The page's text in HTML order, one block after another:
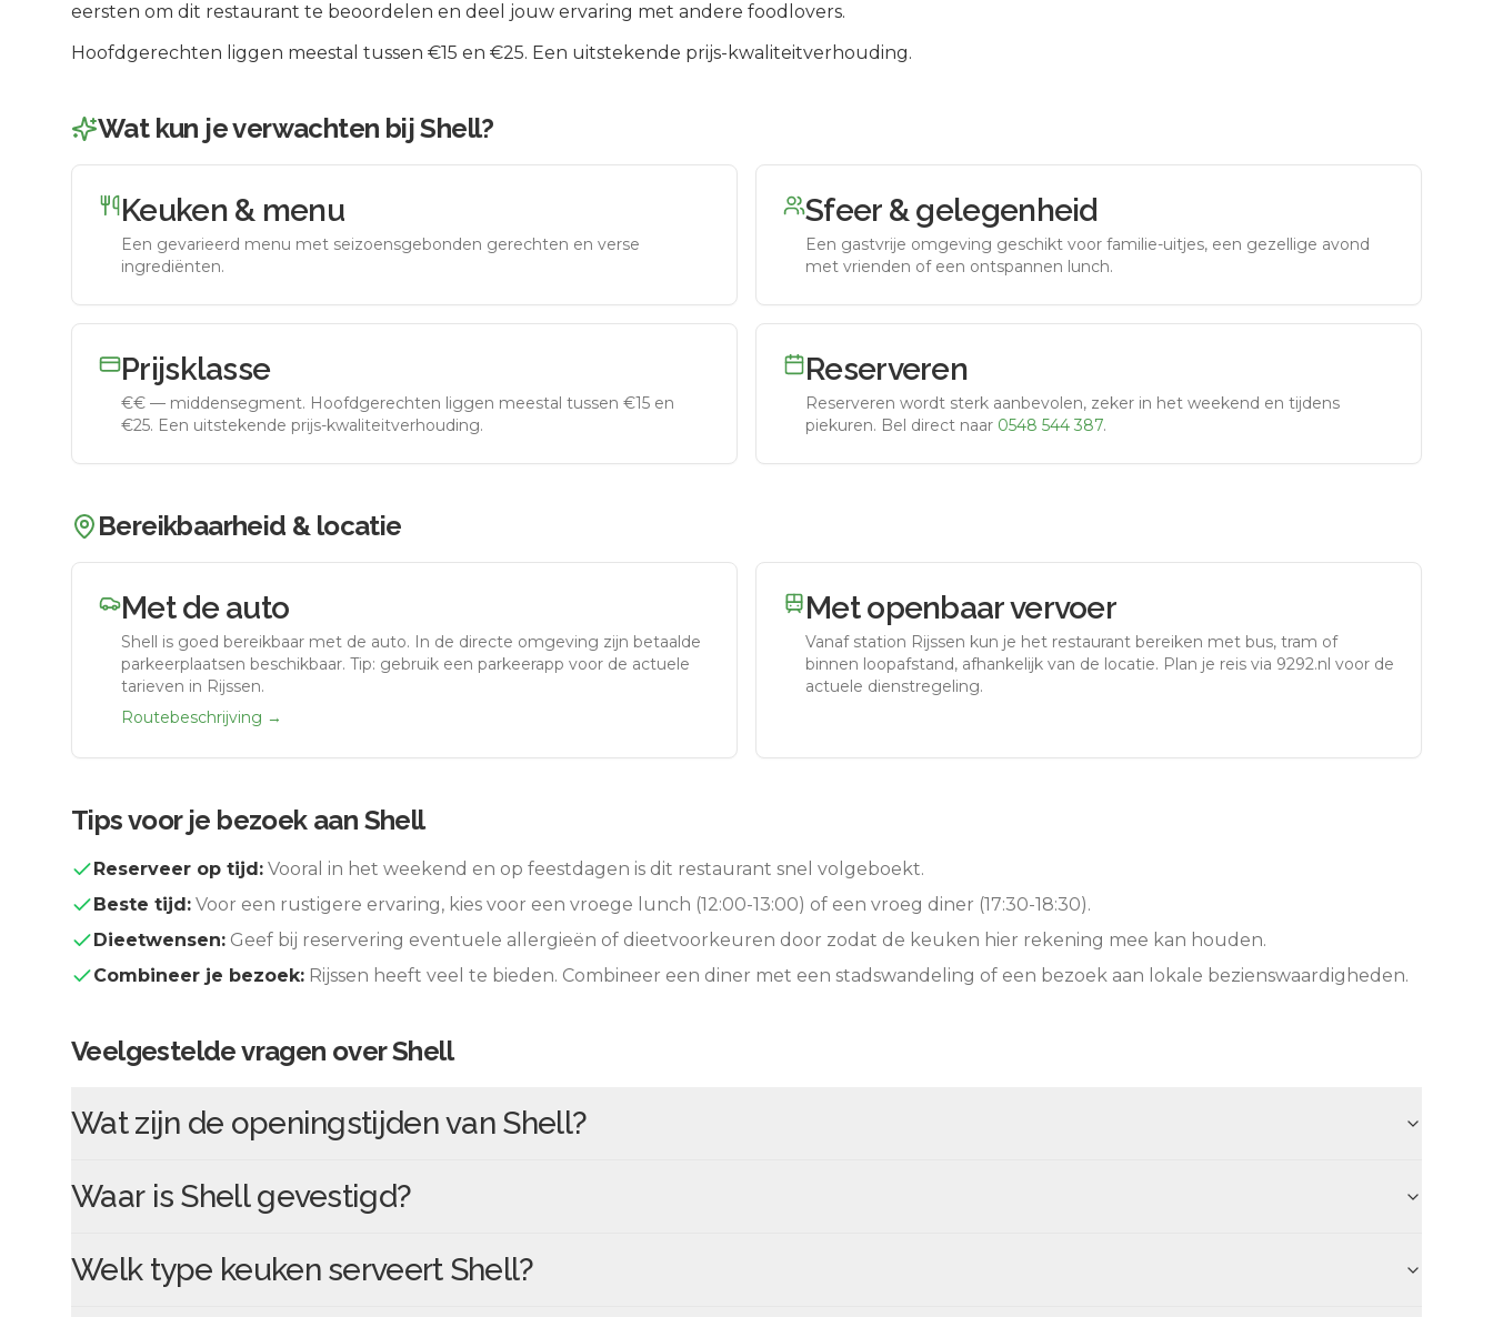
eersten om dit restaurant te beoordelen en deel jouw ervaring met andere foodlovers.
Hoofdgerechten liggen meestal tussen €15 en €25. Een uitstekende prijs-kwaliteitverhouding.
Wat kun je verwachten bijShell?
Keuken & menu
Een gevarieerd menu met seizoensgebonden gerechten en verse
ingrediënten.
Sfeer & gelegenheid
Een gastvrije omgeving geschikt voor familie-uitjes, een gezellige avond
met vrienden of een ontspannen lunch.
Prijsklasse
€€ — middensegment. Hoofdgerechten liggen meestal tussen €15 en
€25. Een uitstekende prijs-kwaliteitverhouding.
Reserveren
Reserveren wordt sterk aanbevolen, zeker in het weekend en tijdens
piekuren. Bel direct naar 0548 544 387.
Bereikbaarheid & locatie
Met de auto
Shell is goed bereikbaar met de auto. In de directe omgeving zijn betaalde
parkeerplaatsen beschikbaar. Tip: gebruik een parkeerapp voor de actuele
tarieven in Rijssen.
Routebeschrijving →
Met openbaar vervoer
Vanaf station Rijssen kun je het restaurant bereiken met bus, tram of
binnen loopafstand, afhankelijk van de locatie. Plan je reis via 9292.nl voor de
actuele dienstregeling.
Tips voor je bezoek aan Shell
Reserveer op tijd: Vooral in het weekend en op feestdagen is dit restaurant snel volgeboekt.
Beste tijd: Voor een rustigere ervaring, kies voor een vroege lunch (12:00-13:00) of een vroeg diner (17:30-18:30).
Dieetwensen: Geef bij reservering eventuele allergieën of dieetvoorkeuren door zodat de keuken hier rekening mee kan houden.
Combineer je bezoek: Rijssen heeft veel te bieden. Combineer een diner met een stadswandeling of een bezoek aan lokale bezienswaardigheden.
Veelgestelde vragen overShell
Wat zijn de openingstijden van Shell?
Waar is Shellgevestigd?
Welk type keuken serveert Shell?